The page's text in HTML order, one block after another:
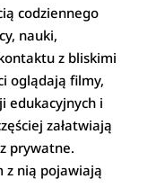
codziennego
nauki,
z bliskimi
oglądają filmy,
edukacyjnych i
załatwiają
prywatne.
z nią pojawiają